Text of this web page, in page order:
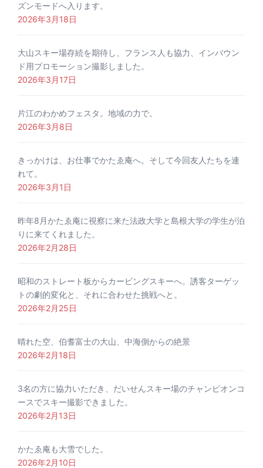
ズンモードへ入ります。
2026年3月18日
大山スキー場存続を期待し、フランス人も協力、インバウン
ド用プロモーション撮影しました。
2026年3月17日
片江のわかめフェスタ。地域の力で。
2026年3月8日
きっかけは、お仕事でかたゑ庵へ。そして今回友人たちを連
れて。
2026年3月1日
昨年8月かたゑ庵に視察に来た法政大学と島根大学の学生が泊
りに来てくれました。
2026年2月28日
昭和のストレート板からカービングスキーへ。誘客ターゲッ
トの劇的変化と、それに合わせた挑戦へと。
2026年2月25日
晴れた空、伯耆富士の大山、中海側からの絶景
2026年2月18日
3名の方に協力いただき、だいせんスキー場のチャンピオンコ
ースでスキー撮影できました。
2026年2月13日
かたゑ庵も大雪でした。
2026年2月10日